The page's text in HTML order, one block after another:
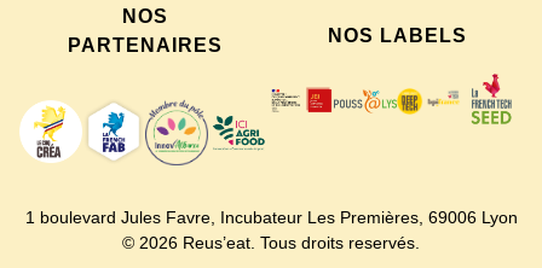
NOS
PARTENAIRES
NOS LABELS
1 boulevard Jules Favre, Incubateur Les Premières, 69006 Lyon
© 2026 Reus’eat. Tous droits reservés.